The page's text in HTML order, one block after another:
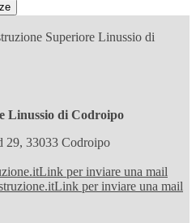
Superiore Linussio di
Linussio di Codroipo
29, 33033 Codroipo
Link per inviare una mail
Link per inviare una mail